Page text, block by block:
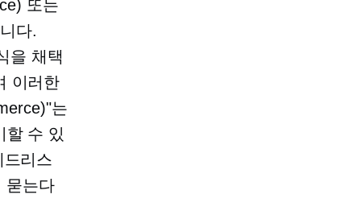
또는
다.
을 채택
이러한
는
할 수 있
리스
묻는다